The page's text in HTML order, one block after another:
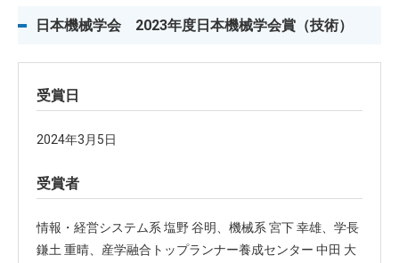
日本機械学会 2023年度日本機械学会賞（技術）
受賞日
2024年3月5日
受賞者
情報・経営システム系 塩野 谷明、機械系 宮下 幸雄、学長
鎌土 重晴、産学融合トップランナー養成センター 中田 大